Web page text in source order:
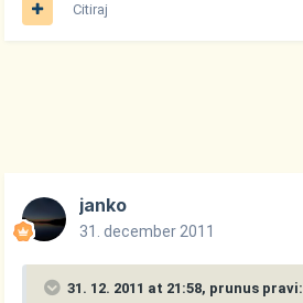
Citiraj
janko
31. december 2011
31. 12. 2011 at 21:58, prunus pravi: